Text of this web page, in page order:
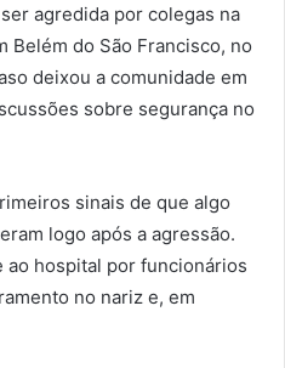
agredida por colegas na
Belém do São Francisco, no
deixou a comunidade em
sobre segurança no
sinais de que algo
logo após a agressão.
hospital por funcionários
no nariz e, em